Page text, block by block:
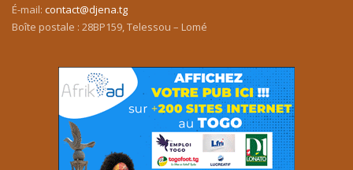
É-mail: contact@djena.tg
Boîte postale : 28BP159, Telessou – Lomé